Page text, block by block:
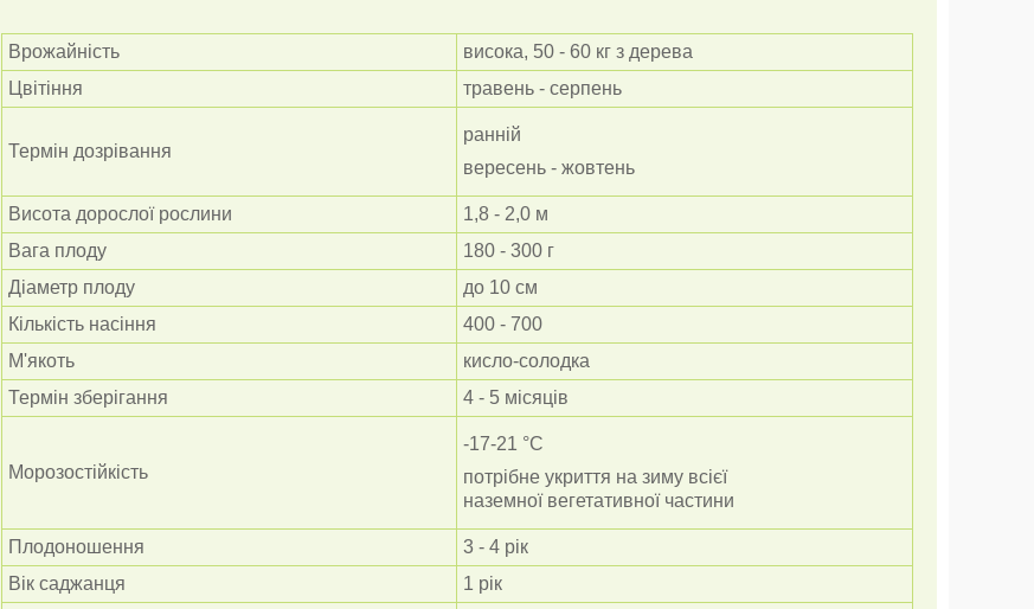
Врожайність
висока, 50 - 60 кг з дерева
Цвітіння
травень - серпень
Термін дозрівання
ранній
вересень - жовтень
Висота дорослої рослини
1,8 - 2,0 м
Вага плоду
180 - 300 г
Діаметр плоду
до 10 см
Кількість насіння
400 - 700
М'якоть
кисло-солодка
Термін зберігання
4 - 5 місяців
Морозостійкість
-17-21 °C
потрібне укриття на зиму всієї
наземної вегетативноїчастини
Плодоношення
3 - 4 рік
Вік саджанця
1 рік